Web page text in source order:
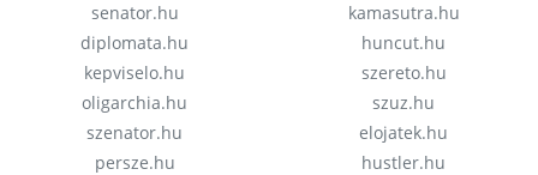
senator.hu
diplomata.hu
kepviselo.hu
oligarchia.hu
szenator.hu
persze.hu
kamasutra.hu
huncut.hu
szereto.hu
szuz.hu
elojatek.hu
hustler.hu